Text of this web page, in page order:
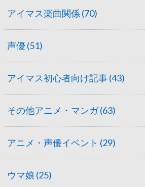
アイマス楽曲関係 (70)
声優 (51)
アイマス初心者向け記事(43)
その他アニメ・マンガ(63)
アニメ・声優イベント (29)
ウマ娘 (25)